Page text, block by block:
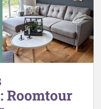
Roomtour